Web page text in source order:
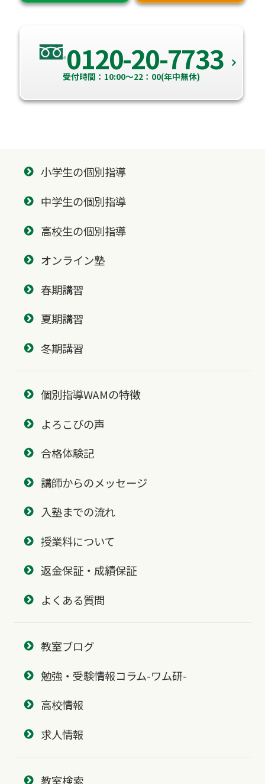
0120-20-7733
受付時間：10:00～22：00(年中無休)
小学生の個別指導
中学生の個別指導
高校生の個別指導
オンライン塾
春期講習
夏期講習
冬期講習
個別指導WAMの特徴
よろこびの声
合格体験記
講師からのメッセージ
入塾までの流れ
授業料について
返金保証・成績保証
よくある質問
教室ブログ
勉強・受験情報コラム-ワム研-
高校情報
求人情報
教室検索